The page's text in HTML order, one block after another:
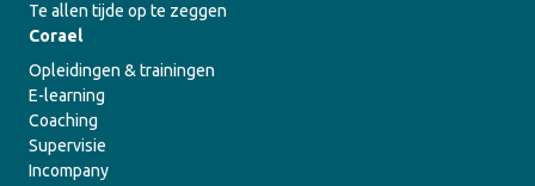
Te allen tijde op te zeggen
Corael
Opleidingen & trainingen
E-learning
Coaching
Supervisie
Incompany